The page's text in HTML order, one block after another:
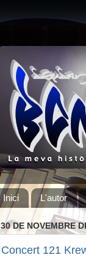
Inici L'autor
30 DE NOVEMBRE
Concert 121